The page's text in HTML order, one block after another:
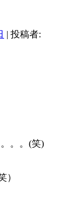
| 投稿者:
。。(笑)
）